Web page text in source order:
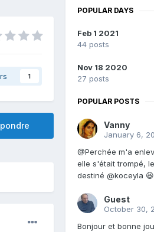
1
POPULAR DAYS
Feb 1 2021
44 posts
Nov 18 2020
27 posts
POPULAR POSTS
Vanny
January 6,
@Perchée m'a
elle s'était trompé,
destiné @koceyla
Guest
October 30,
Bonjour et bonne